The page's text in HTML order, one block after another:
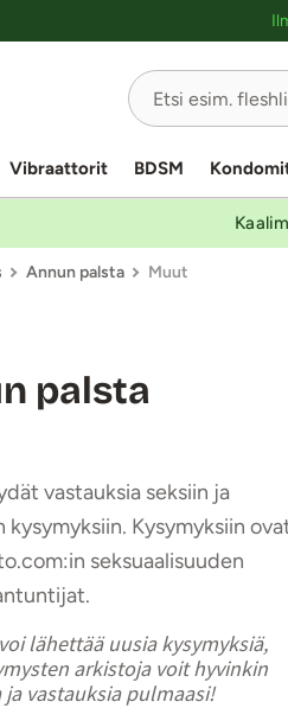
Vibraattorit BDSM
Annun palsta Muut
palsta
vastauksia seksiin ja
Kysymyksiin
seksuaalisuuden
lähettää uusia kysymyksiä,
arkistoja voit hyvinkin
vastauksia pulmaasi!